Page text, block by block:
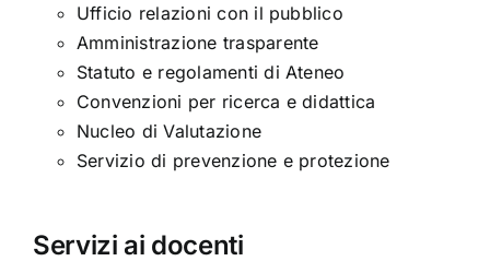
Ufficio relazioni con il pubblico
Amministrazione trasparente
Statuto e regolamenti di Ateneo
Convenzioni per ricerca e didattica
Nucleo di Valutazione
Servizio di prevenzione e protezione
Servizi ai docenti